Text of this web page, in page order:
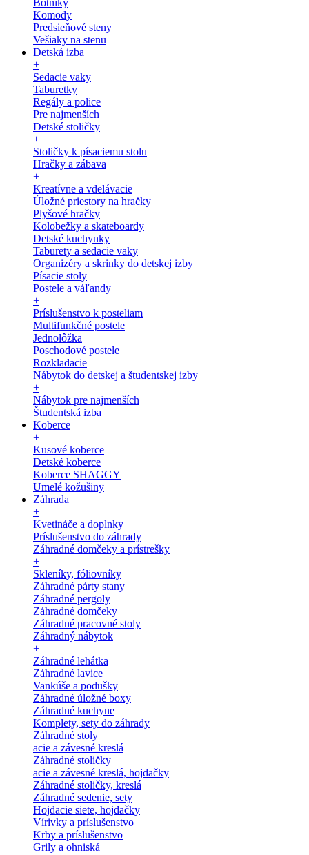
Botníky
Komody
Predsieňové steny
Vešiaky na stenu
Detská izba
+
Sedacie vaky
Taburetky
Regály a police
Pre najmenších
Detské stoličky
+
Stoličky k písaciemu stolu
Hračky a zábava
+
Kreatívne a vdelávacie
Úložné priestory na hračky
Plyšové hračky
Kolobežky a skateboardy
Detské kuchynky
Taburety a sedacie vaky
Organizéry a skrinky do detskej izby
Písacie stoly
Postele a váľandy
+
Príslušenstvo k posteliam
Multifunkčné postele
Jednolôžka
Poschodové postele
Rozkladacie
Nábytok do detskej a študentskej izby
+
Nábytok pre najmenších
Študentská izba
Koberce
+
Kusové koberce
Detské koberce
Koberce SHAGGY
Umelé kožušiny
Záhrada
+
Kvetináče a doplnky
Príslušenstvo do záhrady
Záhradné domčeky a prístrešky
+
Skleníky, fóliovníky
Záhradné párty stany
Záhradné pergoly
Záhradné domčeky
Záhradné pracovné stoly
Záhradný nábytok
+
Záhradné lehátka
Záhradné lavice
Vankúše a podušky
Záhradné úložné boxy
Záhradné kuchyne
Komplety, sety do záhrady
Záhradné stoly
acie a závesné kreslá
Záhradné stoličky
acie a závesné kreslá, hojdačky
Záhradné stoličky, kreslá
Záhradné sedenie, sety
Hojdacie siete, hojdačky
Vírivky a príslušenstvo
Krby a príslušenstvo
Grily a ohniská